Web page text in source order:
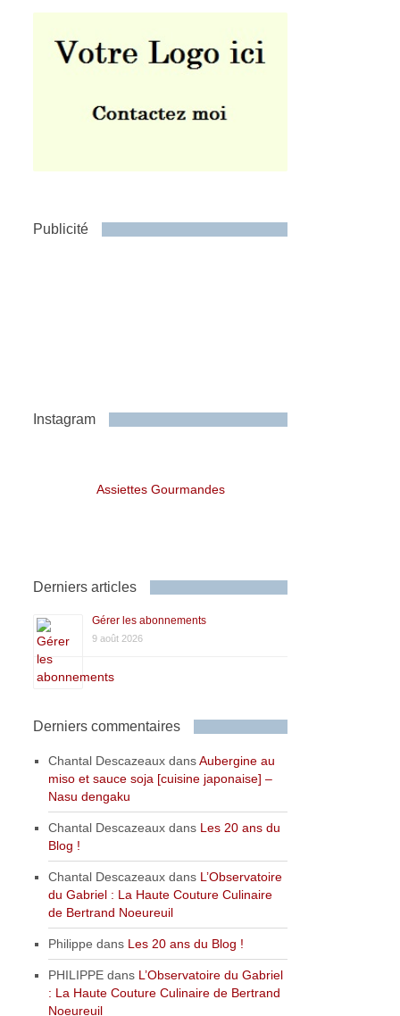
Publicité
Instagram
Assiettes Gourmandes
Derniers articles
Gérer les abonnements
9 août 2026
Derniers commentaires
Chantal Descazeaux dansAubergine au
miso et sauce soja [cuisine japonaise] –
Nasu dengaku
Chantal Descazeaux dans Les 20 ans du
Blog !
Chantal Descazeaux dans L’Observatoire
du Gabriel : La Haute Couture Culinaire
de Bertrand Noeureuil
Philippe dans Les 20 ans du Blog !
PHILIPPE dans L’Observatoire du Gabriel
: La Haute Couture Culinaire de Bertrand
Noeureuil